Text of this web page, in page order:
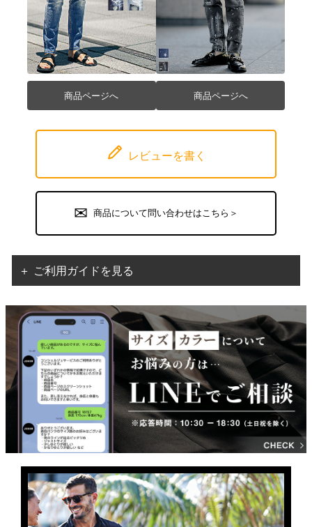
商品ページへ 商品ページへ
レビューを書く
商品について問い合わせはこちら＞
＋ ご利用ガイドを見る